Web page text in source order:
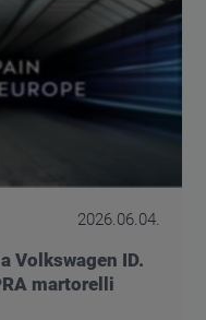
2026.06.04.
Volkswagen ID.
martorelli